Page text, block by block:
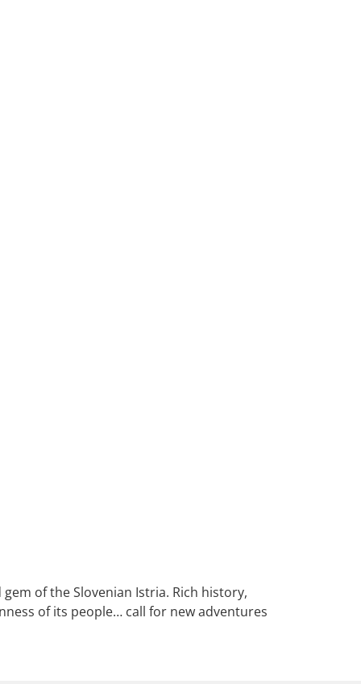
of the Slovenian Istria. Rich history,
of its people… call for new adventures